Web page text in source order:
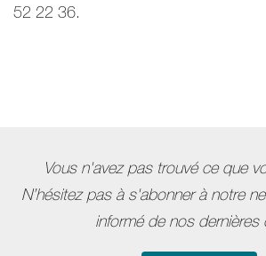
52 22 36.
Vous n'avez pas trouvé ce que
N’hésitez pas à s'abonner à notre
informé de nos dernières